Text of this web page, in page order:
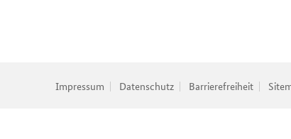
Impressum Datenschutz Barrierefreiheit